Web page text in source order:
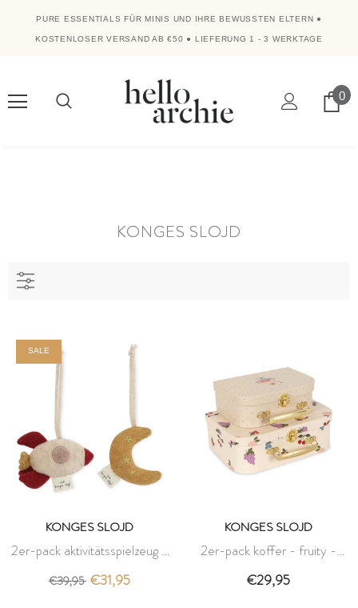
PURE ESSENTIALS FÜR MINIS UND IHRE BEWUSSTEN ELTERN ●
KOSTENLOSER VERSAND AB €50 ● LIEFERUNG 1 - 3 WERKTAGE
0
KONGES SLOJD
SALE
KONGES SLOJD
2er-pack aktivitätsspielzeug -
mond & rakete - konges slojd
€39,95 €31,95
KONGES SLOJD
2er-pack koffer - fruity -
konges slojd
€29,95